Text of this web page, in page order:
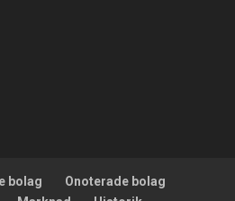
bolag
Onoterade bolag